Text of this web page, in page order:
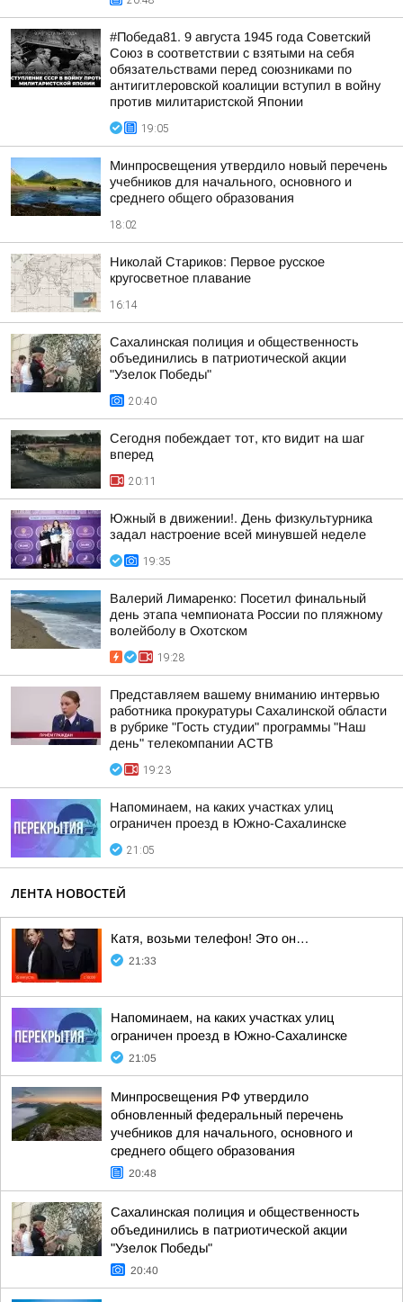
#Победа81. 9 августа 1945 года Советский
Союз в соответствии с взятыми на себя
обязательствами перед союзниками по
антигитлеровской коалиции вступил в войну
против милитаристской Японии
19:05
Минпросвещения утвердило новый перечень
учебников для начального, основного и
среднего общего образования
18:02
Николай Стариков: Первое русское
кругосветное плавание
16:14
Сахалинская полиция и общественность
объединились в патриотической акции
"Узелок Победы"
20:40
Сегодня побеждает тот, кто видит на шаг
вперед
20:11
Южный в движении!. День физкультурника
задал настроение всей минувшей неделе
19:35
Валерий Лимаренко: Посетил финальный
день этапа чемпионата России по пляжному
волейболу в Охотском
19:28
Представляем вашему вниманию интервью
работника прокуратуры Сахалинской области
в рубрике "Гость студии" программы "Наш
день" телекомпании АСТВ
19:23
Напоминаем, на каких участках улиц
ограничен проезд в Южно-Сахалинске
21:05
ЛЕНТА НОВОСТЕЙ
Катя, возьми телефон! Это он…
21:33
Напоминаем, на каких участках улиц
ограничен проезд в Южно-Сахалинске
21:05
Минпросвещения РФ утвердило
обновленный федеральный перечень
учебников для начального, основного и
среднего общего образования
20:48
Сахалинская полиция и общественность
объединились в патриотической акции
"Узелок Победы"
20:40